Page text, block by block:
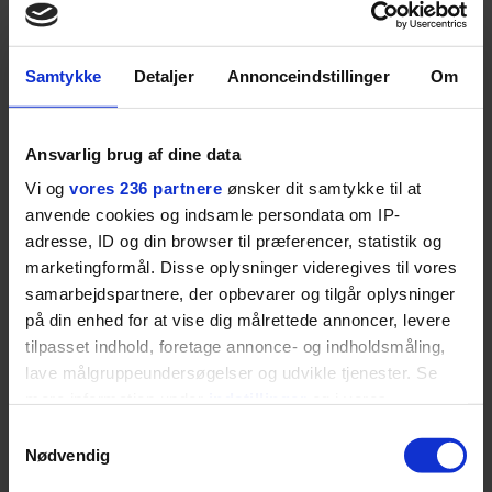
Samtykke Detaljer Annonceindstillinger Om
Ansvarlig brug af dine data
Vi og vores 236 partnere ønsker dit samtykke til at
anvende cookies og indsamle persondata om IP-
adresse, ID og din browser til præferencer, statistik og
marketingformål. Disse oplysninger videregives til vores
samarbejdspartnere, der opbevarer og tilgår oplysninger
på din enhed for at vise dig målrettede annoncer, levere
tilpasset indhold, foretage annonce- og indholdsmåling,
lave målgruppeundersøgelser og udvikle tjenester. Se
tilbage eller ændre indstillinger fra vores
"Cookiedeklaration", eller ved at trykke på "Privacy
Nødvendig
LIVSSTIL
Dua Lipa har
opdatereret sin guide til
København. Og den er –
ganske forudsigelig
NYHEDSBREV
Skriv dig op til
Euromans nyhedsbrev
SPONSORERET INDHOLD
BOSS’ nye tennis-kollektion er relevant langt ud over
banen
med Australian Open cementerer BOSS sin position i
krydsfeltet mellem tennis, performance og moderne
livsstil.